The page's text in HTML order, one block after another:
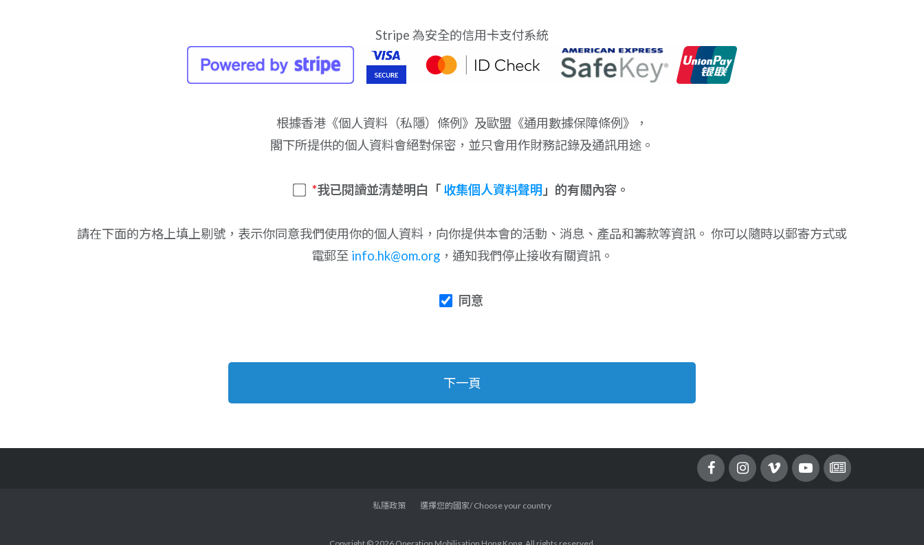
Stripe 為安全的信用卡支付系統
根據香港《個人資料（私隱）條例》及歐盟《通用數據保障條例》，
閣下所提供的個人資料會絕對保密，並只會用作財務記錄及通訊用途。
*我已閱讀並清楚明白「 收集個人資料聲明 」的有關內容。
請在下面的方格上填上剔號，表示你同意我們使用你的個人資料，向你提供本會的活動、消息、產品和籌款等資訊。 你可以隨時以郵寄方式或
電郵至 info.hk@om.org，通知我們停止接收有關資訊。
同意
下一頁
私隱政策 選擇您的國家/ Choose your country